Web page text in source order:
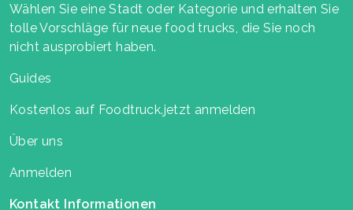
Wählen Sie eine Stadt oder Kategorie und erhalten Sie
tolle Vorschläge für neue food trucks, die Sie noch
nicht ausprobiert haben.
Guides
Kostenlos auf Foodtruck.jetzt anmelden
Über uns
Anmelden
Kontakt Informationen